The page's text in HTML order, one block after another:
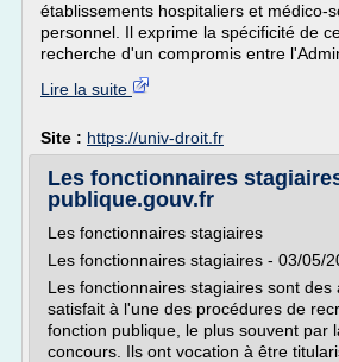
établissements hospitaliers et médico-
personnel. Il exprime la spécificité de
recherche d'un compromis entre
Lire la suite
Site : https://univ-droit.fr
Les fonctionnaires
publique.gouv.fr
Les fonctionnaires stagiaires
Les fonctionnaires stagiaires - 03/05/
Les fonctionnaires stagiaires sont des
satisfait à l'une des procédures de
fonction publique, le plus souvent par
concours. Ils ont vocation à être